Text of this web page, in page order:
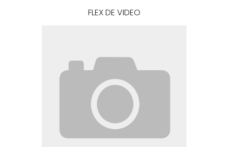
FLEX DE VIDEO